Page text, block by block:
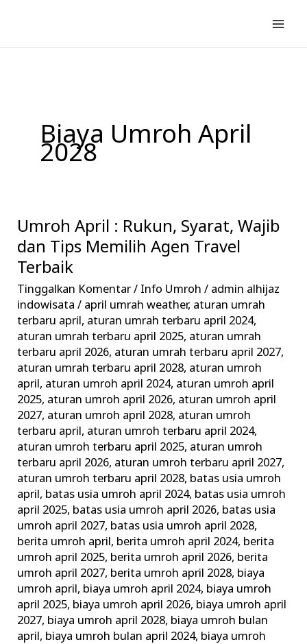
konten
Biaya Umroh April
2028
Umroh April : Rukun, Syarat, Wajib
dan Tips Memilih Agen Travel
Terbaik
Tinggalkan Komentar/ Info Umroh / admin alhijaz
indowisata/ april umrah weather, aturan umrah
terbaru april, aturan umrah terbaru april 2024,
aturan umrah terbaru april 2025, aturan umrah
terbaru april 2026, aturan umrah terbaru april 2027,
aturan umrah terbaru april 2028, aturan umroh
april, aturan umroh april 2024, aturan umroh april
2025, aturan umroh april 2026, aturan umroh april
2027, aturan umroh april 2028, aturan umroh
terbaru april, aturan umroh terbaru april 2024,
aturan umroh terbaru april 2025, aturan umroh
terbaru april 2026, aturan umroh terbaru april 2027,
aturan umroh terbaru april 2028, batas usia umroh
april, batas usia umroh april 2024, batas usia umroh
april 2025, batas usia umroh april 2026, batas usia
umroh april 2027, batas usia umroh april 2028,
berita umroh april, berita umroh april 2024, berita
umroh april 2025, berita umroh april 2026, berita
umroh april 2027, berita umroh april 2028, biaya
umroh april, biaya umroh april 2024, biaya umroh
april 2025, biaya umroh april 2026, biaya umroh april
2027, biaya umroh april 2028, biaya umroh bulan
april, biaya umroh bulan april 2024, biaya umroh
Umroh
April
:
Rukun,
Syarat,
Wajib
dan
Tips
Memilih
Agen
Travel
Terbaik